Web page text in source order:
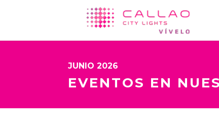
JUNIO 2026
EVENTOS EN